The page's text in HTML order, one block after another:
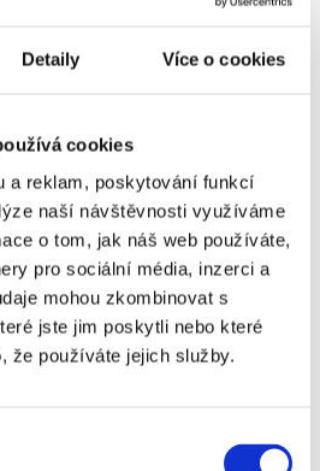
Detaily Více o cookies
cookies
a reklam, poskytování funkcí
naší návštěvnosti využíváme
o tom, jak náš web používáte,
pro sociální média, inzerci a
mohou zkombinovat s
jste jim poskytli nebo které
že používáte jejich služby.
výtah